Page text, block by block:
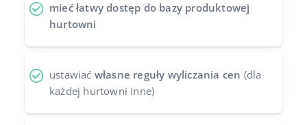
Base Connect
Base Courier
Kalkulator korzyści
Odwiedź nas na:
português (BR)
română
中文
mieć łatwy dostęp do bazy produktowej
hurtowni
ustawiać własne reguły wyliczania cen (dla
każdej hurtowni inne)